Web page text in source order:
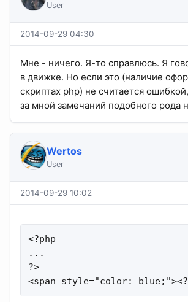
User
2014-09-29 04:30
Мне - ничего. Я-то справлюсь. Я
в движке. Но если это (наличие
скриптах php) не считается
за мной замечаний подобного рода
Wertos
User
2014-09-29 10:02
<?php
...
?>
<span style="color: